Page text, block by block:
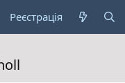
Реєстрація